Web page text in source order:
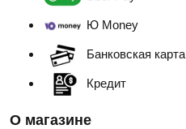
Ю Money
Банковская карта
Кредит
О магазине